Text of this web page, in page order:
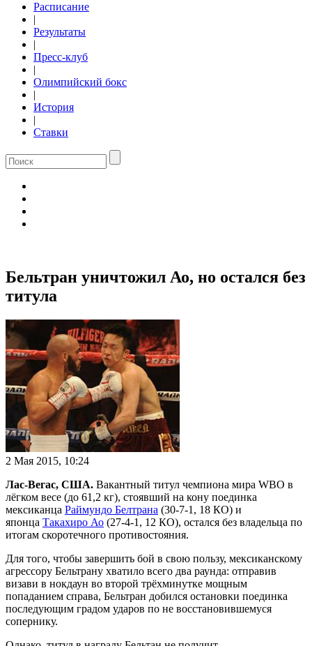
Расписание
|
Результаты
|
Пресс-клуб
|
Олимпийский бокс
|
История
|
Ставки
Бельтран уничтожил Ао, но остался без
титула
2 Мая 2015, 10:24
Лас-Вегас, США. Вакантный титул чемпиона мира WBO в
лёгком весе (до 61,2 кг), стоявший на кону поединка
мексиканца Раймундо Белтрана (30-7-1, 18 КО) и
японца Такахиро Ао (27-4-1, 12 КО), остался без владельца по
итогам скоротечного противостояния.
Для того, чтобы завершить бой в свою пользу, мексиканскому
агрессору Бельтрану хватило всего два раунда: отправив
визави в нокдаун во второй трёхминутке мощным
попаданием справа, Бельтран добился остановки поединка
последующим градом ударов по не восстановившемуся
сопернику.